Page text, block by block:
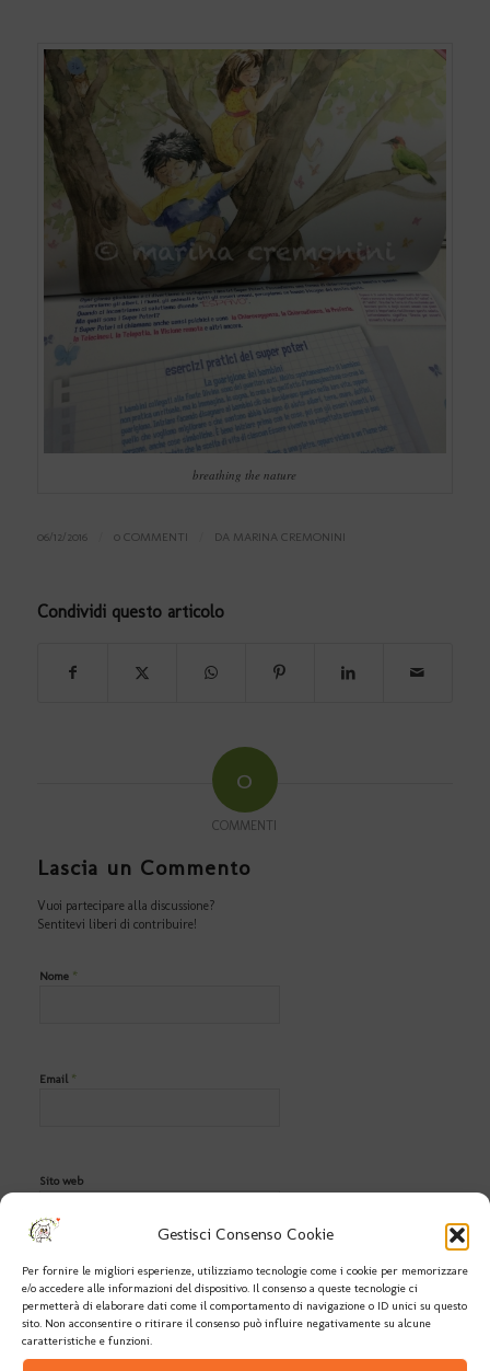
Gestisci Consenso Cookie
Per fornire le migliori esperienze, utilizziamo tecnologie come i cookie per memorizzare
e/o accedere alle informazioni del dispositivo. Il consenso a queste tecnologie ci
permetterà di elaborare dati come il comportamento di navigazione o ID unici su questo
sito. Non acconsentire o ritirare il consenso può influire negativamente su alcune
caratteristiche e funzioni.
breathing the nature
06/12/2016 0 COMMENTI DA MARINA CREMONINI
Condividi questo articolo
0
COMMENTI
Lascia un Commento
Vuoi partecipare alla discussione?
Sentitevi liberi di contribuire!
Nome *
Email *
Sito web